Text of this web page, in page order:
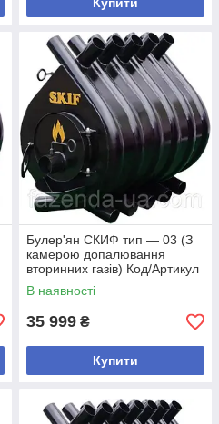
Булер'ян СКИФ тип — 03 (З
камерою допалювання
вторинних газів) Код/Артикул
В наявності
35 999 ₴
Купити